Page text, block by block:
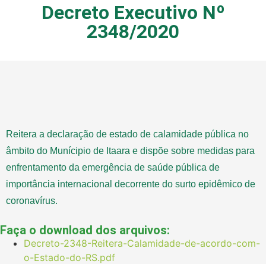
Decreto Executivo Nº
2348/2020
Reitera a declaração de estado de calamidade pública no
âmbito do Munícipio de Itaara e dispõe sobre medidas para
enfrentamento da emergência de saúde pública de
importância internacional decorrente do surto epidêmico de
coronavírus.
Faça o download dos arquivos:
Decreto-2348-Reitera-Calamidade-de-acordo-com-
o-Estado-do-RS.pdf